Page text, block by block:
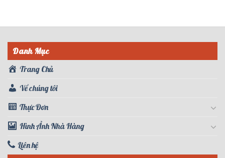
Danh Mục
Trang Chủ
Về chúng tôi
Thực Đơn
Hình Ảnh Nhà Hàng
Liên hệ